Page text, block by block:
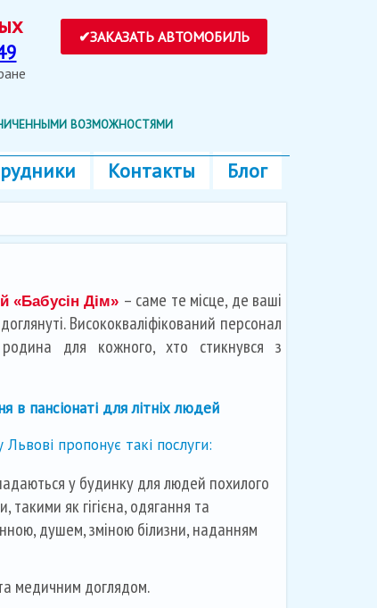
ВОЗМОЖНОСТЯМИ
Контакты Блог
«Бабусін Дім» – саме те місце, де ваші
Висококваліфікований персонал
для кожного, хто стикнувся з
в пансіонаті для літніх людей
пропонує такі послуги:
у будинку для людей похилого
як гігієна, одягання та
душем, зміною білизни, наданням
медичним доглядом.